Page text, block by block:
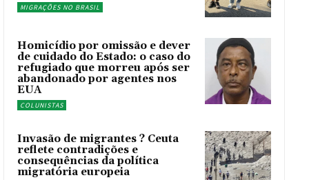
MIGRAÇÕES NO BRASIL
Homicídio por omissão e dever
de cuidado do Estado: o caso do
refugiado que morreu após ser
abandonado por agentes nos
EUA
COLUNISTAS
Invasão de migrantes ? Ceuta
reflete contradições e
consequências da política
migratória europeia